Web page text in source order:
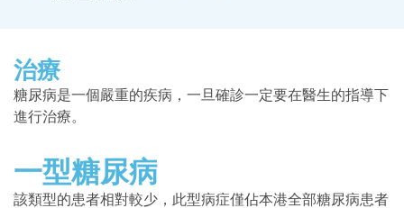
治療
糖尿病是一個嚴重的疾病，一旦確診一定要在醫生的指導下
進行治療。
一型糖尿病
該類型的患者相對較少，此型病症僅佔本港全部糖尿病患者